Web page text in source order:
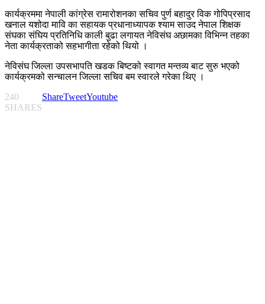
कार्यक्रममा नेपाली कांग्रेस रामारोशनका सचिव पुर्ण बहादुर विक गोपिप्रसाद
खनाल यशोदा मावि का सहायक प्रधानाध्यापक श्याम साउद नेपाल शिक्षक
संघका संघिय प्रतिनिधि काली बुढा लगायत नेविसंघ अछामका विभिन्न तहका
नेता कार्यक्रताको सहभागीता रहेको थियो ।
नेविसंघ जिल्ला उपसभापति खडक बिष्टको स्वागत मन्तव्य बाट सुरु भएको
कार्यक्रमको सन्चालन जिल्ला सचिव बम स्वारले गरेका थिए ।
240
SHARES
ShareTweetYoutube